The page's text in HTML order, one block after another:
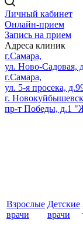
Личный кабинет
Онлайн-прием
Запись на прием
Адреса клиник
г.Самара,
ул. Ново-Садовая,
г.Самара,
ул. 5-я просека,
г.
пр-т Победы, д.1
Взрослые
врачи
Детские
врачи